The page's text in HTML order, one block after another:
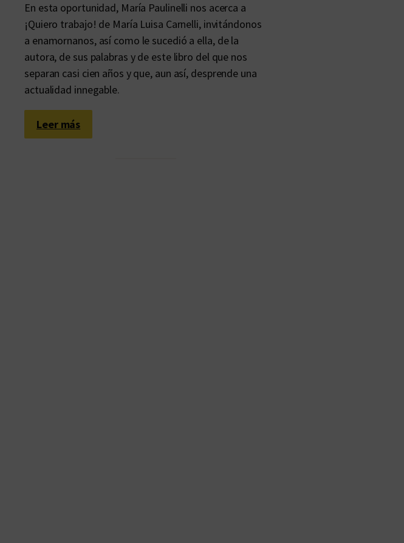
En esta oportunidad, María Paulinelli nos acerca a
¡Quiero trabajo! de María Luisa Carnelli, invitándonos
a enamornanos, así como le sucedió a ella, de la
autora, de sus palabras y de este libro del que nos
separan casi cien años y que, aun así, desprende una
actualidad innegable.
Leer más:
L